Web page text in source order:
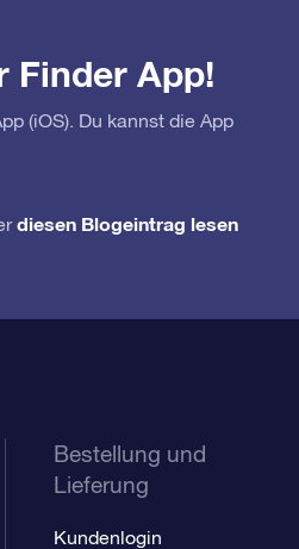
Finder App!
(iOS). Du kannst die App
diesen Blogeintrag lesen
Bestellung und
Lieferung
Kundenlogin